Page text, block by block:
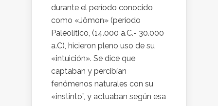
durante el período conocido
como «Jômon» (período
Paleolítico, (14.000 a.C.- 30.000
a.C), hicieron pleno uso de su
«intuición». Se dice que
captaban y percibían
fenómenos naturales con su
«instinto”, y actuaban según esa